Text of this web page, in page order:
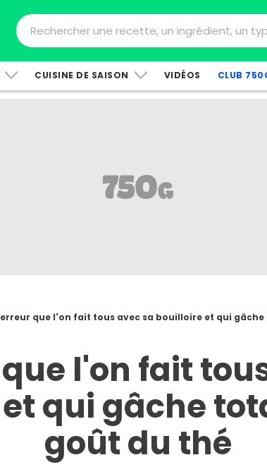
CUISINE DE SAISON VIDÉOS CLUB
que l'on fait tous avec sa bouilloire et qui
l'on fait
qui gâche
goût du thé